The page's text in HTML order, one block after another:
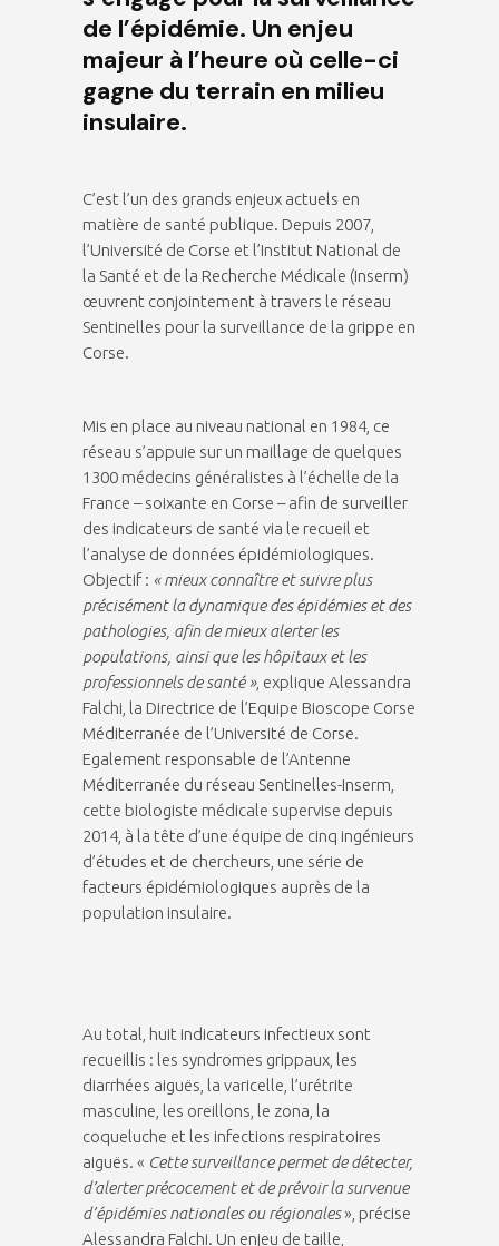
de l’épidémie. Un enjeu
majeur à l’heure où celle-ci
gagne du terrain en milieu
insulaire.
C’est l’un des grands enjeux actuels en
matière de santé publique. Depuis 2007,
l’Université de Corse et l’Institut National de
la Santé et de la Recherche Médicale (Inserm)
œuvrent conjointement à travers le réseau
Sentinelles pour la surveillance de la grippe en
Corse.
Mis en place au niveau national en 1984, ce
réseau s’appuie sur un maillage de quelques
1300 médecins généralistes à l’échelle de la
France – soixante en Corse – afin de surveiller
des indicateurs de santé via le recueil et
l’analyse de données épidémiologiques.
Objectif : « mieux connaître et suivre plus
précisément la dynamique des épidémies et des
pathologies, afin de mieux alerter les
populations, ainsi que les hôpitaux et les
professionnels de santé », explique Alessandra
Falchi, la Directrice de l’Equipe Bioscope Corse
Méditerranée de l’Université de Corse.
Egalement responsable de l’Antenne
Méditerranée du réseau Sentinelles-Inserm,
cette biologiste médicale supervise depuis
2014, à la tête d’une équipe de cinq ingénieurs
d’études et de chercheurs, une série de
facteurs épidémiologiques auprès de la
population insulaire.
Au total, huit indicateurs infectieux sont
recueillis : les syndromes grippaux, les
diarrhées aiguës, la varicelle, l’urétrite
masculine, les oreillons, le zona, la
coqueluche et les infections respiratoires
aiguës. « Cette surveillance permet de détecter,
d’alerter précocement et de prévoir la survenue
d’épidémies nationales ou régionales», précise
Alessandra Falchi. Un enjeu de taille,